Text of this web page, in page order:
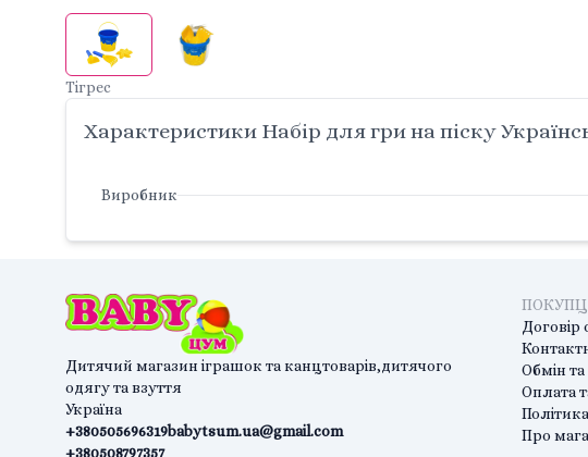
Тігрес
Характеристики Набір для гри на піску
Виробник
Дитячий магазин іграшок та канцтоварів,дитячого
одягу та взуття
Україна
+380505696319
+380508797357
babytsum.ua@gmail.com
Договір
Обмін
Оплата
Про